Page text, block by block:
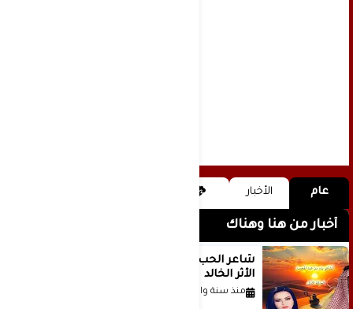
عام الأخبار
أخبار من هنا وهناك
الأثر الخالد
منذ سنة واحدة